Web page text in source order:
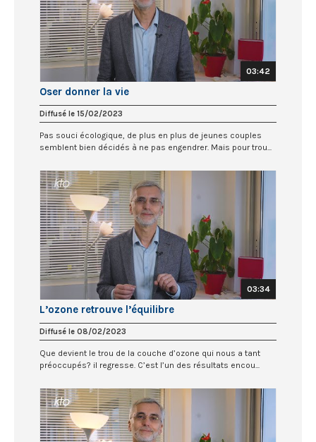
03:42
Oser donner la vie
Diffusé le 15/02/2023
Pas souci écologique, de plus en plus de jeunes couples
semblent bien décidés à ne pas engendrer. Mais pour trou...
03:34
L’ozone retrouve l’équilibre
Diffusé le 08/02/2023
Que devient le trou de la couche d’ozone qui nous a tant
préoccupés? il regresse. C’est l’un des résultats encou...